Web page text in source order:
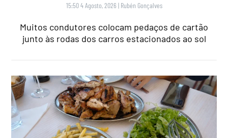
15:50 4 Agosto, 2026 | Rubén Gonçalves
Muitos condutores colocam pedaços de cartão
junto às rodas dos carros estacionados ao sol